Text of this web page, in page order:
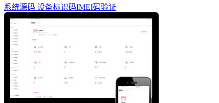
系统源码 设备标识码IMEI码验证